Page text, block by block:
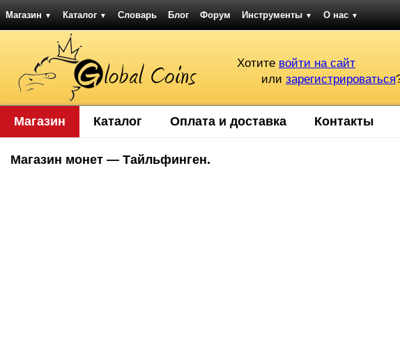
Магазин ▼ Каталог ▼ Словарь Блог Форум Инструменты ▼ О нас ▼
Хотите войти на сайт
или зарегистрироваться
Магазин Каталог Оплата и доставка Контакты
Магазин монет — Тайльфинген.